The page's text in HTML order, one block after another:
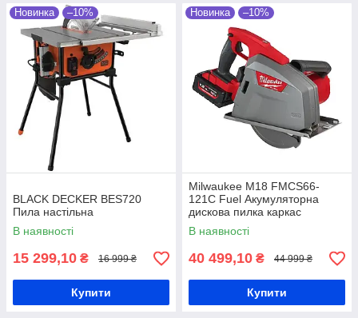
Новинка –10%
BLACK DECKER BES720
Пила настільна
В наявності
15 299,10 ₴ 16 999 ₴
Купити
Новинка –10%
Milwaukee M18 FMCS66-
121C Fuel Акумуляторна
дискова пилка каркас
В наявності
40 499,10 ₴ 44 999 ₴
Купити